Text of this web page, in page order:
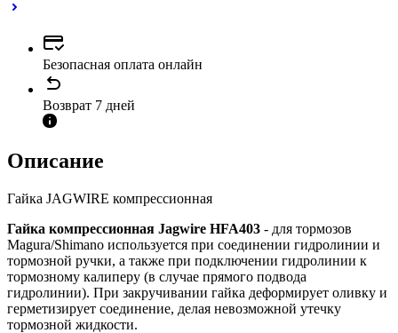
Безопасная оплата онлайн
Возврат 7 дней
Описание
Гайка JAGWIRE компрессионная
Гайка компрессионная Jagwire HFA403 - для тормозов
Magura/Shimano используется при соединении гидролинии и
тормозной ручки, а также при подключении гидролинии к
тормозному калиперу (в случае прямого подвода
гидролинии). При закручивании гайка деформирует оливку и
герметизирует соединение, делая невозможной утечку
тормозной жидкости.